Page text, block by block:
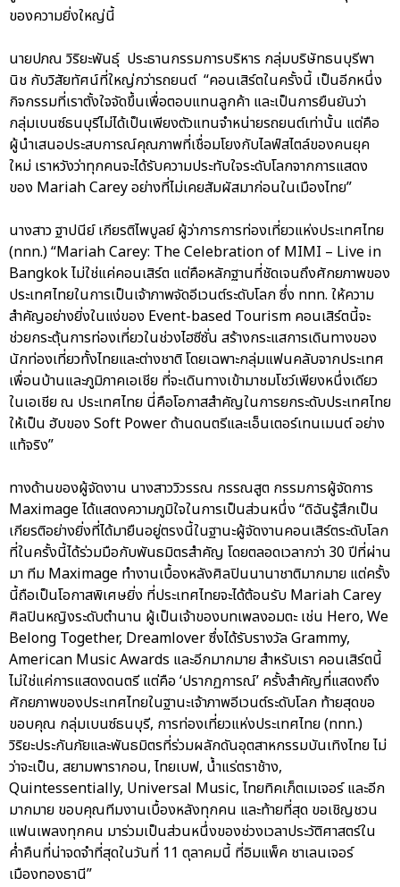
ของความยิ่งใหญ่นี้
นายปภณ วิริยะพันธุ์ ประธานกรรมการบริหาร กลุ่มบริษัทธนบุรีพา
นิช กับวิสัยทัศน์ที่ใหญ่กว่ารถยนต์ “คอนเสิร์ตในครั้งนี้ เป็นอีกหนึ่ง
กิจกรรมที่เราตั้งใจจัดขึ้นเพื่อตอบแทนลูกค้า และเป็นการยืนยันว่า
กลุ่มเบนซ์ธนบุรีไม่ได้เป็นเพียงตัวแทนจำหน่ายรถยนต์เท่านั้น แต่คือ
ผู้นำเสนอประสบการณ์คุณภาพที่เชื่อมโยงกับไลฟ์สไตล์ของคนยุค
ใหม่ เราหวังว่าทุกคนจะได้รับความประทับใจระดับโลกจากการแสดง
ของ Mariah Carey อย่างที่ไม่เคยสัมผัสมาก่อนในเมืองไทย”
นางสาว ฐาปนีย์ เกียรติไพบูลย์ ผู้ว่าการการท่องเที่ยวแห่งประเทศไทย
(ททท.) “Mariah Carey: The Celebration of MIMI – Live in
Bangkok ไม่ใช่แค่คอนเสิร์ต แต่คือหลักฐานที่ชัดเจนถึงศักยภาพของ
ประเทศไทยในการเป็นเจ้าภาพจัดอีเวนต์ระดับโลก ซึ่ง ททท. ให้ความ
สำคัญอย่างยิ่งในแง่ของ Event-based Tourism คอนเสิร์ตนี้จะ
ช่วยกระตุ้นการท่องเที่ยวในช่วงไฮซีซั่น สร้างกระแสการเดินทางของ
นักท่องเที่ยวทั้งไทยและต่างชาติ โดยเฉพาะกลุ่มแฟนคลับจากประเทศ
เพื่อนบ้านและภูมิภาคเอเชีย ที่จะเดินทางเข้ามาชมโชว์เพียงหนึ่งเดียว
ในเอเชีย ณ ประเทศไทย นี่คือโอกาสสำคัญในการยกระดับประเทศไทย
ให้เป็น ฮับของ Soft Power ด้านดนตรีและเอ็นเตอร์เทนเมนต์ อย่าง
แท้จริง”
ทางด้านของผู้จัดงาน นางสาววิวรรณ กรรณสูต กรรมการผู้จัดการ
Maximage ได้แสดงความภูมิใจในการเป็นส่วนหนึ่ง “ดิฉันรู้สึกเป็น
เกียรติอย่างยิ่งที่ได้มายืนอยู่ตรงนี้ในฐานะผู้จัดงานคอนเสิร์ตระดับโลก
ที่ในครั้งนี้ได้ร่วมมือกับพันธมิตรสำคัญ โดยตลอดเวลากว่า 30 ปีที่ผ่าน
มา ทีม Maximage ทำงานเบื้องหลังศิลปินนานาชาติมากมาย แต่ครั้ง
นี้ถือเป็นโอกาสพิเศษยิ่ง ที่ประเทศไทยจะได้ต้อนรับ Mariah Carey
ศิลปินหญิงระดับตำนาน ผู้เป็นเจ้าของบทเพลงอมตะ เช่น Hero, We
Belong Together, Dreamlover ซึ่งได้รับรางวัล Grammy,
American Music Awards และอีกมากมาย สำหรับเรา คอนเสิร์ตนี้
ไม่ใช่แค่การแสดงดนตรี แต่คือ ‘ปรากฏการณ์’ ครั้งสำคัญที่แสดงถึง
ศักยภาพของประเทศไทยในฐานะเจ้าภาพอีเวนต์ระดับโลก ท้ายสุดขอ
ขอบคุณ กลุ่มเบนซ์ธนบุรี, การท่องเที่ยวแห่งประเทศไทย (ททท.)
วิริยะประกันภัยและพันธมิตรที่ร่วมผลักดันอุตสาหกรรมบันเทิงไทย ไม่
ว่าจะเป็น, สยามพารากอน, ไทยเบฟ, น้ำแร่ตราช้าง,
Quintessentially, Universal Music, ไทยทิคเก็ตเมเจอร์ และอีก
มากมาย ขอบคุณทีมงานเบื้องหลังทุกคน และท้ายที่สุด ขอเชิญชวน
แฟนเพลงทุกคน มาร่วมเป็นส่วนหนึ่งของช่วงเวลาประวัติศาสตร์ใน
ค่ำคืนที่น่าจดจำที่สุดในวันที่ 11 ตุลาคมนี้ ที่อิมแพ็ค ชาเลนเจอร์
เมืองทองธานี”